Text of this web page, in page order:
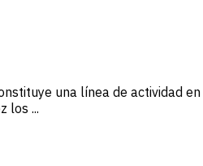
una línea de actividad
los ...